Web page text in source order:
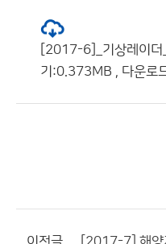
[2017-6]_기상레이
기:0.373MB , 다운로